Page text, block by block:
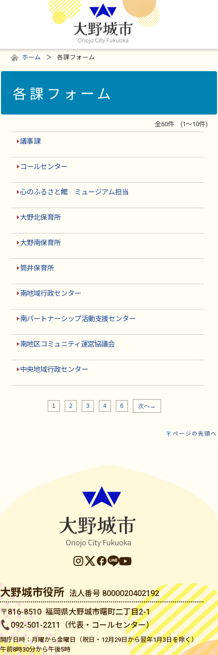
ホーム 各課フォーム
各課フォーム
全60件 (1～10件)
議事課
コールセンター
心のふるさと館 ミュージアム担当
大野北保育所
大野南保育所
筒井保育所
南地域行政センター
南パートナーシップ活動支援センター
南地区コミュニティ運営協議会
中央地域行政センター
1 2 3 4 6 次へ→
ページの先頭へ
大野城市役所 法人番号 8000020402192
〒816-8510 福岡県大野城市曙町二丁目2-1
092-501-2211（代表・コールセンター）
開庁日時：月曜から金曜日（祝日・12月29日から翌年1月3日を除く）
午前8時30分から午後5時